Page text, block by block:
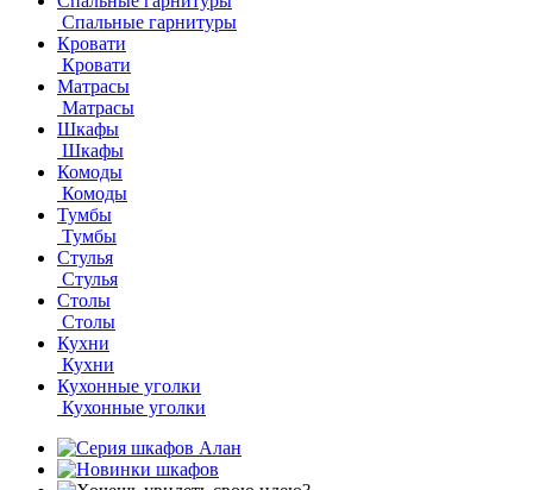
Спальные гарнитуры
Кровати
Кровати
Матрасы
Матрасы
Шкафы
Шкафы
Комоды
Комоды
Тумбы
Тумбы
Стулья
Стулья
Столы
Столы
Кухни
Кухни
Кухонные уголки
Кухонные уголки